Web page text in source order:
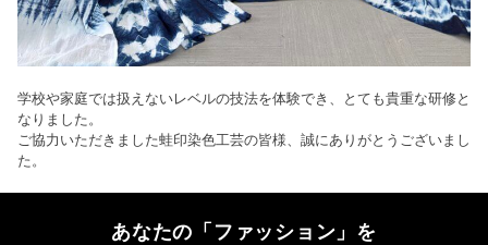
学校や家庭では扱えないレベルの技法を体験でき、とても貴重な研修と
なりました。
ご協力いただきました蛙印染色工芸の皆様、誠にありがとうございまし
た。
あなたの「ファッション」を